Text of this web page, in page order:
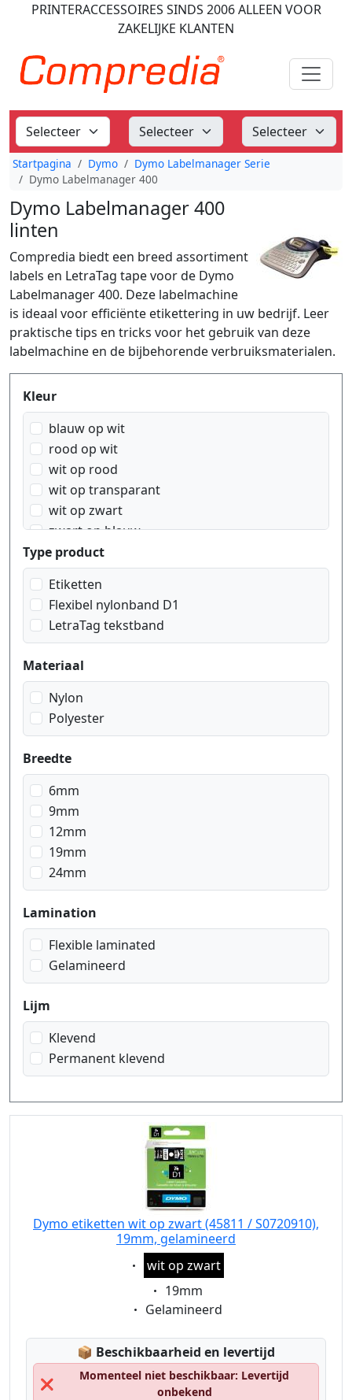
PRINTERACCESSOIRES SINDS 2006ALLEEN VOOR
ZAKELIJKE KLANTEN
Startpagina Dymo
Dymo Labelmanager Serie
Dymo Labelmanager 400
Dymo Labelmanager 400
linten
Compredia biedt een breed assortiment
labels en LetraTag tape voor de Dymo
Labelmanager 400. Deze labelmachine
is ideaal voor efficiënte etikettering in uw bedrijf. Leer
praktische tips en tricks voor het gebruik van deze
labelmachine en de bijbehorende verbruiksmaterialen.
Produktfilter
Kleur
blauw op wit
rood op wit
wit op rood
wit op transparant
wit op zwart
zwart op blauw
zwart op geel
zwart op groen
zwart op oranje
zwart op rood
zwart op transparant
Type product
Etiketten
Flexibel nylonband D1
LetraTag tekstband
Materiaal
Nylon
Polyester
Breedte
6mm
9mm
12mm
19mm
24mm
Lamination
Flexible laminated
Gelamineerd
Lijm
Klevend
Permanent klevend
Dymo etiketten wit op zwart (45811 / S0720910),
19mm, gelamineerd
Eigenschaft:
wit op zwart
Eigenschaft:
19mm
Eigenschaft:
Gelamineerd
📦 Lagerstatus:
Beschikbaarheid en levertijd
❌
Momenteel niet beschikbaar: Levertijd
onbekend